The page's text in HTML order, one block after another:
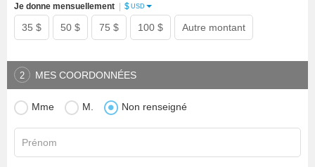
35 $ 50 $ 75 $ 100 $ Autre montant
Je donne mensuellement $ USD
2 MES COORDONNÉES
Mme M. Non renseigné
Prénom